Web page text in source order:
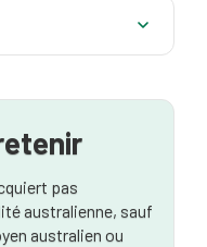
pour les
australienne
pas
australienne, sauf
australien ou